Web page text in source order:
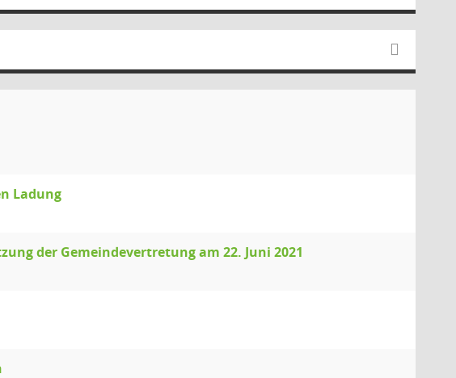
Ladung
der Gemeindevertretung am 22. Juni 2021